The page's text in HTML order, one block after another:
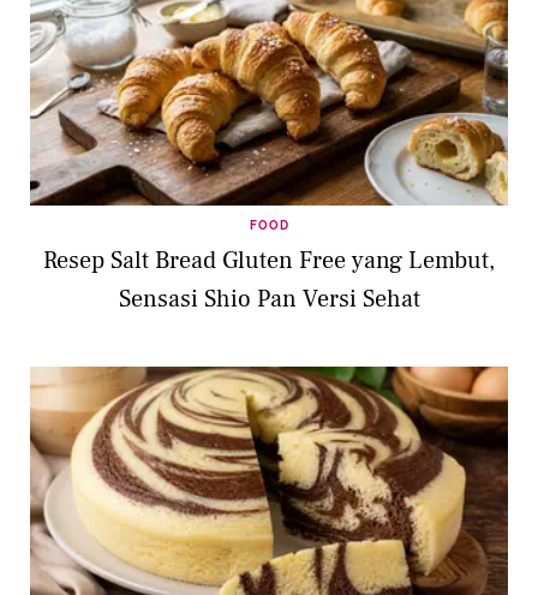
FOOD
Resep Salt Bread Gluten Free yang Lembut,
Sensasi Shio Pan Versi Sehat